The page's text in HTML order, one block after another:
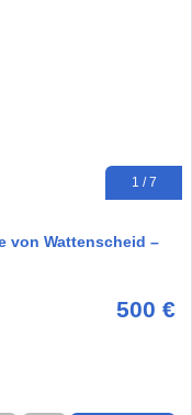
1 / 7
von Wattenscheid –
500 €